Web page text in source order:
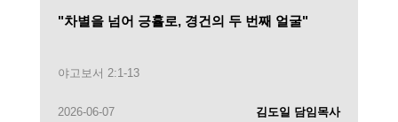
"차별을 넘어 긍휼로, 경건의 두 번째 얼굴"
야고보서 2:1-13
2026-06-07 김도일 담임목사